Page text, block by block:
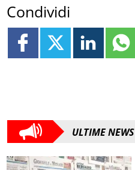
Condividi
ULTIME NEWS